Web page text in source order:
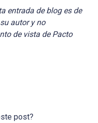
entrada de blog es de
autor y no
de vista de Pacto
post?